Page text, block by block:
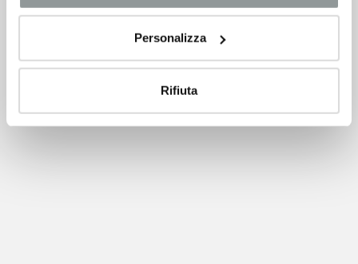
Personalizza
Rifiuta